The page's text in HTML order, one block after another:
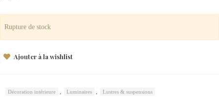
Rupture de stock
Ajouter à la wishlist
Décoration intérieure Luminaires Lustres & suspensions